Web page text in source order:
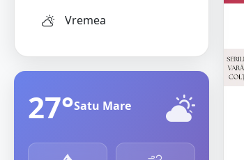
Vremea
27°Satu Mare